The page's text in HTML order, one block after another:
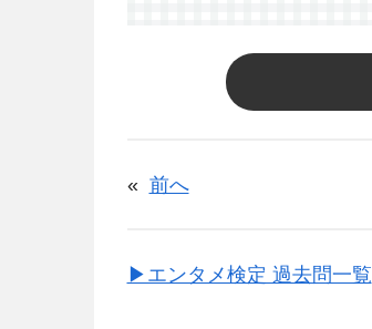
« 前へ
▶エンタメ検定 過去問一覧